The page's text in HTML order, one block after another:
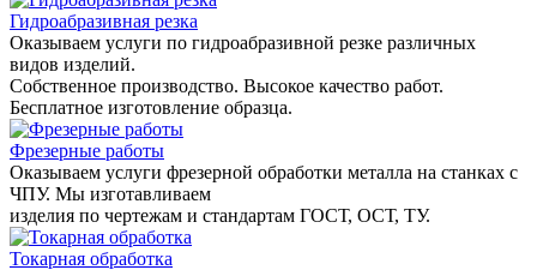
Гидроабразивная резка
Оказываем услуги по гидроабразивной резке различных
видов изделий.
Собственное производство. Высокое качество работ.
Бесплатное изготовление образца.
Фрезерные работы
Оказываем услуги фрезерной обработки металла на станках с
ЧПУ. Мы изготавливаем
изделия по чертежам и стандартам ГОСТ, ОСТ, ТУ.
Токарная обработка